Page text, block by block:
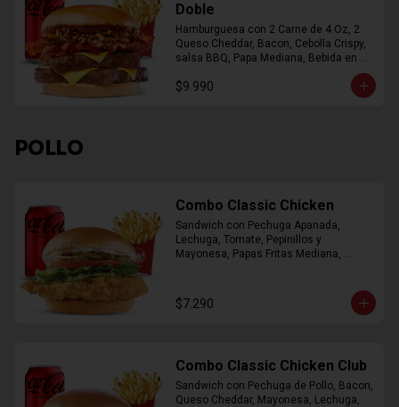
Doble
Hamburguesa con 2 Carne de 4 Oz, 2
Queso Cheddar, Bacon, Cebolla Crispy,
salsa BBQ, Papa Mediana, Bebida en
$9.990
POLLO
Combo Classic Chicken
Sandwich con Pechuga Apanada,
Lechuga, Tomate, Pepinillos y
Mayonesa, Papas Fritas Mediana,
$7.290
Combo Classic Chicken Club
Sandwich con Pechuga de Pollo, Bacon,
Queso Cheddar, Mayonesa, Lechuga,